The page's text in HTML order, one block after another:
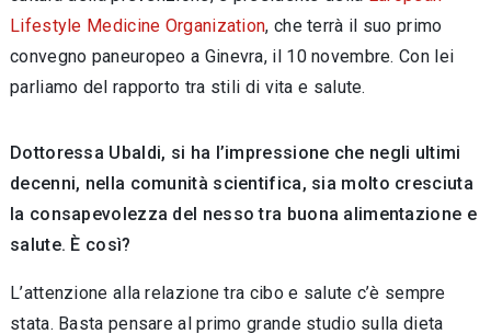
Lifestyle Medicine Organization, che terrà il suo primo
convegno paneuropeo a Ginevra, il 10 novembre. Con lei
parliamo del rapporto tra stili di vita e salute.
Dottoressa Ubaldi, si ha l’impressione che negli ultimi
decenni, nella comunità scientifica, sia molto cresciuta
la consapevolezza del nesso tra buona alimentazione e
salute. È così?
L’attenzione alla relazione tra cibo e salute c’è sempre
stata. Basta pensare al primo grande studio sulla dieta